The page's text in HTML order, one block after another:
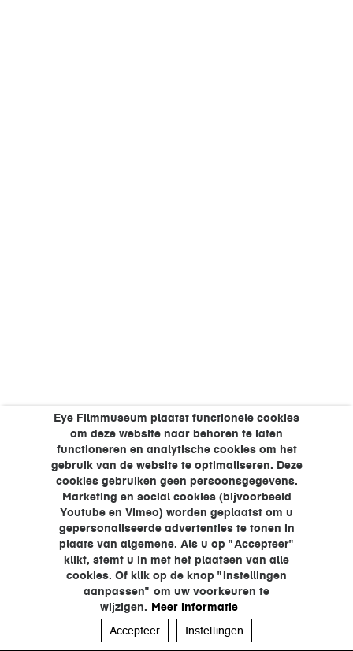
Eye Filmmuseum plaatst functionele cookies
om deze website naar behoren te laten
functioneren en analytische cookies om het
gebruik van de website te optimaliseren. Deze
cookies gebruiken geen persoonsgegevens.
Marketing en social cookies (bijvoorbeeld
Youtube en Vimeo) worden geplaatst om u
gepersonaliseerde advertenties te tonen in
plaats van algemene. Als u op "Accepteer"
klikt, stemt u in met het plaatsen van alle
cookies. Of klik op de knop "Instellingen
aanpassen" om uw voorkeuren te
wijzigen. Meer informatie
Accepteer
Instellingen